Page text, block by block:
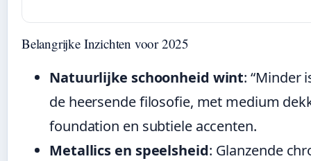
Belangrijke Inzichten voor 2025
Natuurlijke schoonheid wint: “Minder
de heersende filosofie, met medium
foundation en subtiele accenten.
Metallics en speelsheid: Glanzende